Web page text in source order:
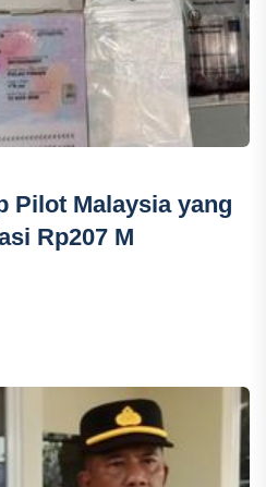
Pilot Malaysia yang
Rp207 M